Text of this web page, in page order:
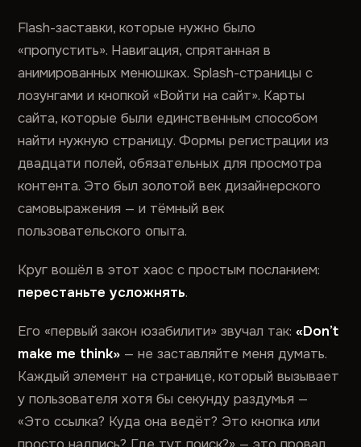
Flash-заставки, которые нужно было
«пропустить». Навигация, спрятанная в
анимированных менюшках. Splash-страницы с
лозунгами и кнопкой «Войти на сайт». Карты
сайта, которые были единственным способом
найти нужную страницу. Формы регистрации из
двадцати полей, обязательных для просмотра
контента. Это был золотой век дизайнерского
самовыражения — и тёмный век
пользовательского опыта.
Круг вошёл в этот хаос с простым посланием:
перестаньте усложнять.
Его «первый закон юзабилити» звучал так:«Don’t
make me think» — не заставляйте меня думать.
Каждый элемент на странице, который вызывает
у пользователя хотя бы секунду раздумья —
«Это ссылка? Куда она ведёт? Это кнопка или